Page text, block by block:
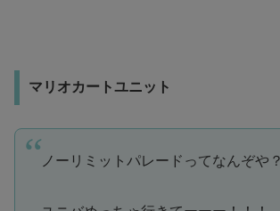
マリオカートユニット
ノーリミットパレードってなんぞや？